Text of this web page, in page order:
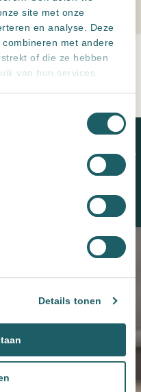
site met onze
en analyse. Deze
met andere
of die ze hebben
van hun services.
Details tonen
showrooms
tegels uitzoeken voor
kennismaking met een
te bespreken.